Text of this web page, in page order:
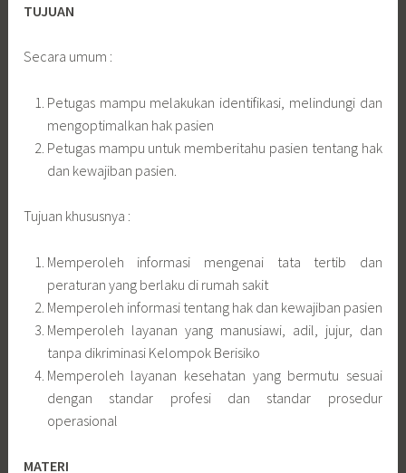
TUJUAN
Secara umum :
Petugas mampu melakukan identifikasi, melindungi dan
mengoptimalkan hak pasien
Petugas mampu untuk memberitahu pasien tentang hak
dan kewajiban pasien.
Tujuan khususnya :
Memperoleh informasi mengenai tata tertib dan
peraturan yang berlaku di rumah sakit
Memperoleh informasi tentang hak dan kewajiban pasien
Memperoleh layanan yang manusiawi, adil, jujur, dan
tanpa dikriminasi Kelompok Berisiko
Memperoleh layanan kesehatan yang bermutu sesuai
dengan standar profesi dan standar prosedur
operasional
MATERI